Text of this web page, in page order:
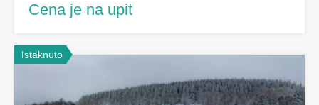
Cena je na upit
Istaknuto